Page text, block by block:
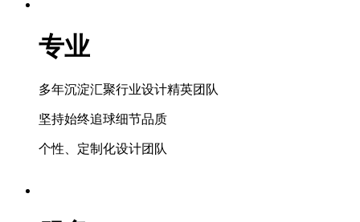
专业
多年沉淀汇聚行业设计精英团队
坚持始终追球细节品质
个性、定制化设计团队